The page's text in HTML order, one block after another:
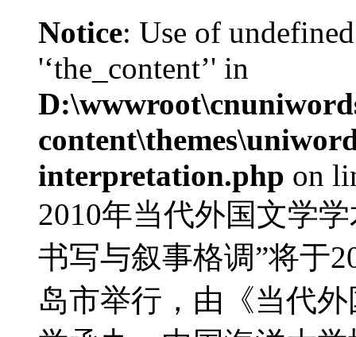
Notice: Use of
'‘the_content’' in
interpretation.php on
2010年当代外国文学
书写与叙事格调”将于
岛市举行，由《当代